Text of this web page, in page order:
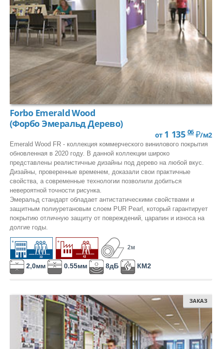
Orotex
Rockfon
RusCarpetTiles
Tarkett
Tecsom
Зартекс
Кронапласт
АЛБЕС
ПО ПОЖАРНЫМ ТРЕБОВАНИЯМ
КМ0
КМ1
КМ1 и лучше
КМ2
КМ2 и лучше
КМ3 и лучше
КМ4
КМ4 и лучше
Forbo Emerald Wood
(Форбо Эмеральд Дерево)
от 1 135 06 ₽/м2
Emerald Wood FR - коллекция коммерческого винилового покрытия
обновленная в 2020 году. В данной коллекции широко
представлены реалистичные дизайны под дерево на любой вкус.
Дизайны, проверенные временем, доказали свои практичные
свойства, а современные технологии позволили добиться
невероятной точности рисунка.
Эмеральд стандарт обладает антистатическими свойствами и
защитным полиуретановым слоем PUR Pearl, который гарантирует
покрытию отличную защиту от повреждений, царапин и износа на
долгие годы.
2м
2,0мм 0.55мм 8дБ КМ2
ЗАКАЗ